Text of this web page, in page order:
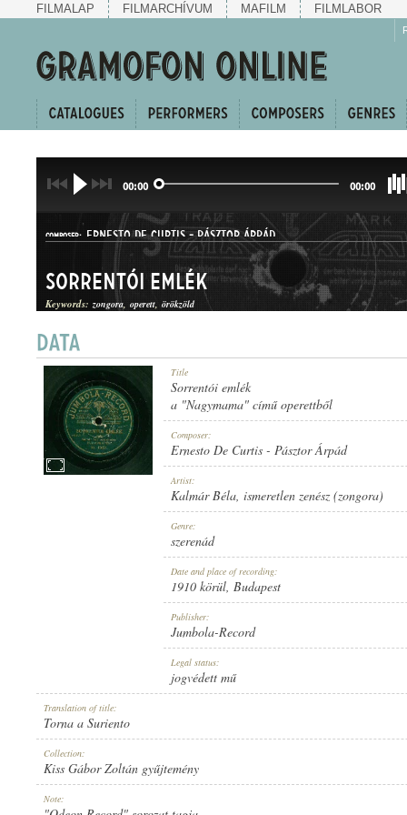
FILMALAP FILMARCHÍVUM MAFILM FILMLABOR
00:00 00:00
COMPOSER: ERNESTO DE CURTIS-PÁSZTOR ÁRPÁD
GENRE: SZERENÁD
JUMBOLA-RECORD
NO. 15653.
Sorrentói emlék
Keywords: zongora operett örökzöld
Title
Sorrentói emlék
a "Nagymama" című operettből
Composer:
Ernesto De Curtis - Pásztor Árpád
Artist:
Kalmár Béla, ismeretlen zenész (zongora)
Genre:
szerenád
Date and place of recording:
1910 körül, Budapest
Publisher:
Jumbola-Record
Legal status:
jogvédett mű
Translation of title:
Torna a Suriento
Collection:
Kiss Gábor Zoltán gyűjtemény
Note: